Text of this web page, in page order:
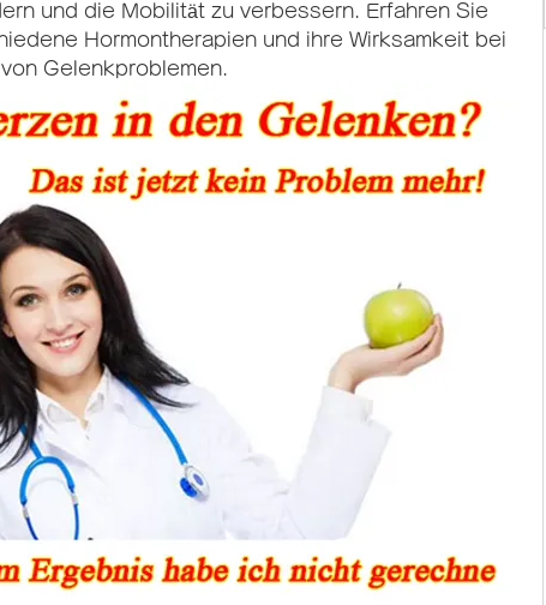
und die Mobilität zu verbessern. Erfahren Sie
Hormontherapien und ihre Wirksamkeit bei
Gelenkproblemen.